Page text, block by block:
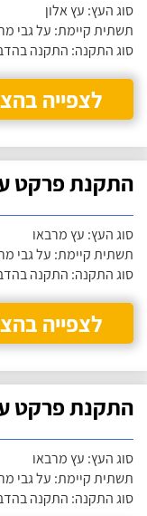
סוג העץ: עץ אלון
תשתית קיימת: על גבי
סוג התקנה: התקנה
לצפייה
התקנת פרקט
סוג העץ: עץ מרבאו
תשתית קיימת: על גבי
סוג התקנה: התקנה
לצפייה
התקנת פרקט
סוג העץ: עץ מרבאו
תשתית קיימת: על גבי
סוג התקנה: התקנה